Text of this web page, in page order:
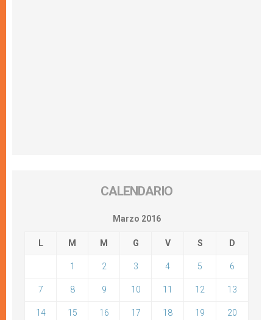
CALENDARIO
Marzo 2016
L M M G V S D
1 2 3 4 5 6
7 8 9 10 11 12 13
14 15 16 17 18 19 20